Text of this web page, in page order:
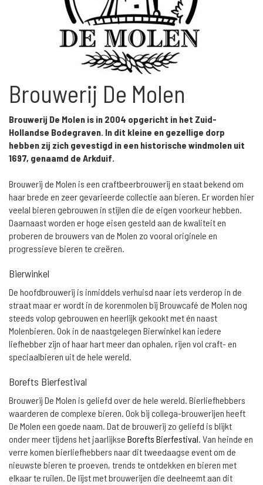
Brouwerij De Molen
Brouwerij De Molen is in 2004 opgericht in het Zuid-
Hollandse Bodegraven. In dit kleine en gezellige dorp
hebben zij zich gevestigd in een historische windmolen uit
1697, genaamd de Arkduif.
Brouwerij de Molen is een craftbeerbrouwerij en staat bekend om
haar brede en zeer gevarieerde collectie aan bieren. Er worden hier
veelal bieren gebrouwen in stijlen die de eigen voorkeur hebben.
Daarnaast worden er hoge eisen gesteld aan de kwaliteit en
proberen de brouwers van de Molen zo vooral originele en
progressieve bieren te creëren.
Bierwinkel
De hoofdbrouwerij is inmiddels verhuisd naar iets verderop in de
straat maar er wordt in de korenmolen bij Brouwcafé de Molen nog
steeds volop gebrouwen en heerlijk gekookt met én naast
Molenbieren. Ook in de naastgelegen Bierwinkel kan iedere
liefhebber zijn of haar hart meer dan ophalen, rijen vol craft- en
speciaalbieren uit de hele wereld.
Borefts Bierfestival
Brouwerij De Molen is geliefd over de hele wereld. Bierliefhebbers
waarderen de complexe bieren. Ook bij collega-brouwerijen heeft
De Molen een goede naam. Dat de brouwerij zo geliefd is blijkt
onder meer tijdens het jaarlijkse Borefts Bierfestival. Van heinde en
verre komen bierliefhebbers naar dit tweedaagse event om de
nieuwste bieren te proeven, trends te ontdekken en bieren met
elkaar te ruilen. De lijst met brouwerijen die deelneemt aan dit